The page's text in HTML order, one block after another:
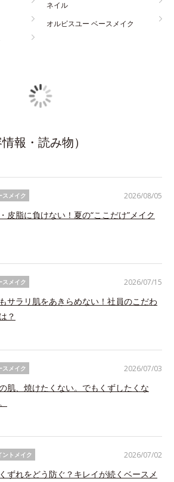
ネイル
オルビスユー ベースメイク
報・読み物）
スメイク
皮脂に負けない！夏の“ここだけ”メイク
2026/08/05
スメイク
サラリ肌をあきらめない！社員のこだわ
？
2026/07/15
スメイク
肌、焼けたくない。でもくずしたくな
2026/07/03
ントメイク
ずれをどう防ぐ？キレイが続くベースメ
2026/07/02